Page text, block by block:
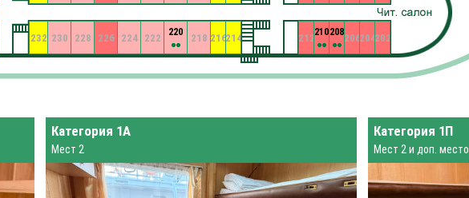
202
204
206
208
210
212
214
216
218
220
222
224
226
228
230
232
Категория 1А
Мест 2
Категория 1П
Мест 2 и доп. место